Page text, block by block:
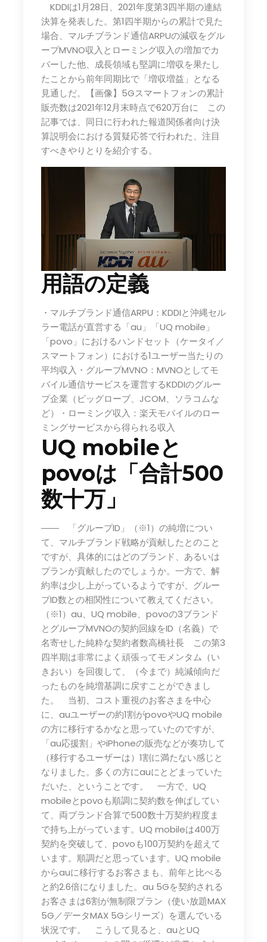
KDDIは1月28日、2021年度第3四半期の連結
決算を発表した。第1四半期からの累計で見た
場合、マルチブランド通信ARPUの減収をグル
ープMVNO収入とローミング収入の増加でカ
バーした他、成長領域も堅調に増収を果たし
たことから前年同期比で「増収増益」となる
見通しだ。【画像】5Gスマートフォンの累計
販売数は2021年12月末時点で620万台に この
記事では、同日に行われた報道関係者向け決
算説明会における質疑応答で行われた、注目
すべきやりとりを紹介する。
用語の定義
・マルチブランド通信ARPU：KDDIと沖縄セル
ラー電話が直営する「au」「UQ mobile」
「povo」におけるハンドセット（ケータイ／
スマートフォン）における1ユーザー当たりの
平均収入・グループMVNO：MVNOとしてモ
バイル通信サービスを運営するKDDIのグルー
プ企業（ビッグローブ、JCOM、ソラコムな
ど）・ローミング収入：楽天モバイルのロー
ミングサービスから得られる収入
UQ mobileと
povoは「合計500
数十万」
―― 「グループID」（※1）の純増につい
て、マルチブランド戦略が貢献したとのこと
ですが、具体的にはどのブランド、あるいは
プランが貢献したのでしょうか。一方で、解
約率は少し上がっているようですが、グルー
プID数との相関性について教えてください。
（※1）au、UQ mobile、povoの3ブランド
とグループMVNOの契約回線をID（名義）で
名寄せした純粋な契約者数高橋社長 この第3
四半期は非常によく頑張ってモメンタム（い
きおい）を回復して、（今まで）純減傾向だ
ったものを純増基調に戻すことができまし
た。 当初、コスト重視のお客さまを中心
に、auユーザーの約1割がpovoやUQ mobile
の方に移行するかなと思っていたのですが、
「au応援割」やiPhoneの販売などが奏功して
（移行するユーザーは）1割に満たない感じと
なりました。多くの方にauにとどまっていた
だいた、ということです。 一方で、UQ
mobileとpovoも順調に契約数を伸ばしてい
て、両ブランド合算で500数十万契約程度ま
で持ち上がっています。UQ mobileは400万
契約を突破して、povoも100万契約を超えて
います。順調だと思っています。UQ mobile
からauに移行するお客さまも、前年と比べる
と約2.6倍になりました。au 5Gを契約される
お客さまは6割が無制限プラン（使い放題MAX
5G／データMAX 5Gシリーズ）を選んでいる
状況です。 こうして見ると、auとUQ